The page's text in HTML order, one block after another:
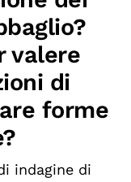
valere
di
forme
indagine di